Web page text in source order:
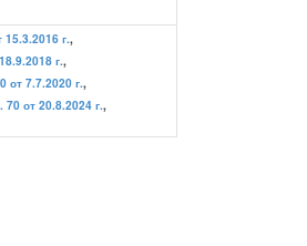
15.3.2016 г.,
г.,
от 7.7.2020 г.,
70 от 20.8.2024 г.,